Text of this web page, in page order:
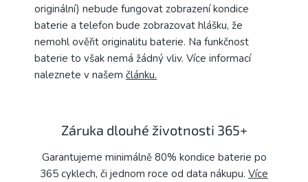
originální) nebude fungovat zobrazení kondice
baterie a telefon bude zobrazovat hlášku, že
nemohl ověřit originalitu baterie. Na funkčnost
baterie to však nemá žádný vliv. Více informací
naleznete v našem článku.
Záruka dlouhé životnosti 365+
Garantujeme minimálně 80% kondice baterie po
365 cyklech, či jednom roce od data nákupu. Více